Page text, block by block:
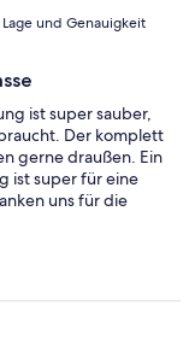
und Genauigkeit
ist super sauber,
Der komplett
gerne draußen. Ein
ist super für eine
uns für die